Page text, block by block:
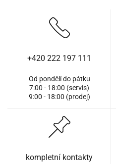
+420 222 197 111
Od pondělí do pátku
7:00 - 18:00 (servis)
9:00 - 18:00 (prodej)
kompletní kontakty